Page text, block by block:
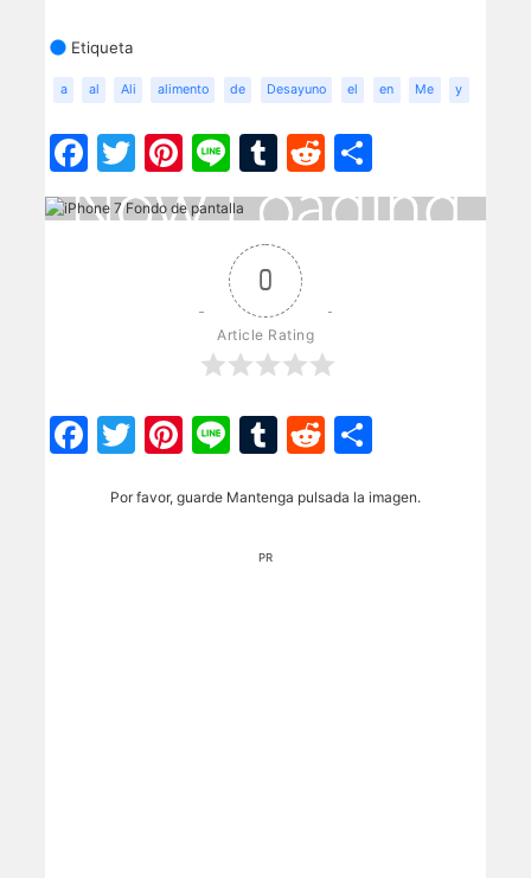
Etiqueta
a al Ali alimento de Desayuno el en Me y
Facebook
Twitter
Pinterest
LineTumblr
Reddit
0
Article Rating
Facebook
Twitter
Pinterest
LineTumblr
Reddit
Por favor, guarde Mantenga pulsada la imagen.
PR